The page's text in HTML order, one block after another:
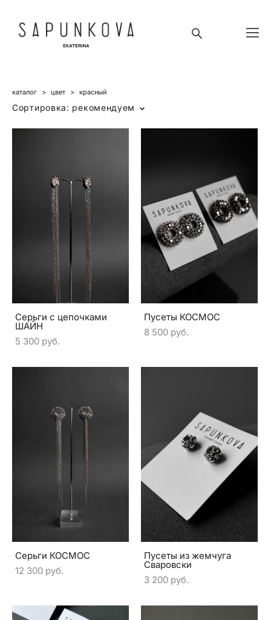
каталог > цвет > красный
Сортировка: рекомендуем
Серьги с цепочками
ШАЙН
5 300 pуб.
Пусеты КОСМОС
8 500 pуб.
Серьги КОСМОС
12 300 pуб.
Пусеты из жемчуга
Сваровски
3 200 pуб.